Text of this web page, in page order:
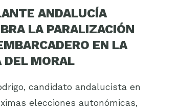
ANDALUCÍA
LA PARALIZACIÓN
EN LA
DEL MORAL
candidato andalucista en
elecciones autonómicas,